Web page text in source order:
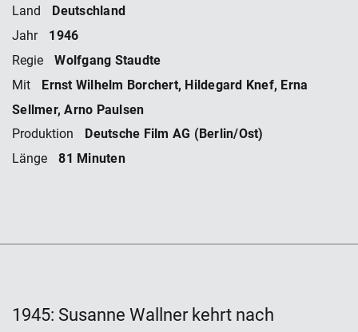
Land Deutschland
Jahr 1946
Regie Wolfgang Staudte
Mit
Ernst Wilhelm Borchert, Hildegard Knef, Erna
Sellmer, Arno Paulsen
Produktion Deutsche Film AG (Berlin/Ost)
Länge 81 Minuten
1945: Susanne Wallner kehrt nach